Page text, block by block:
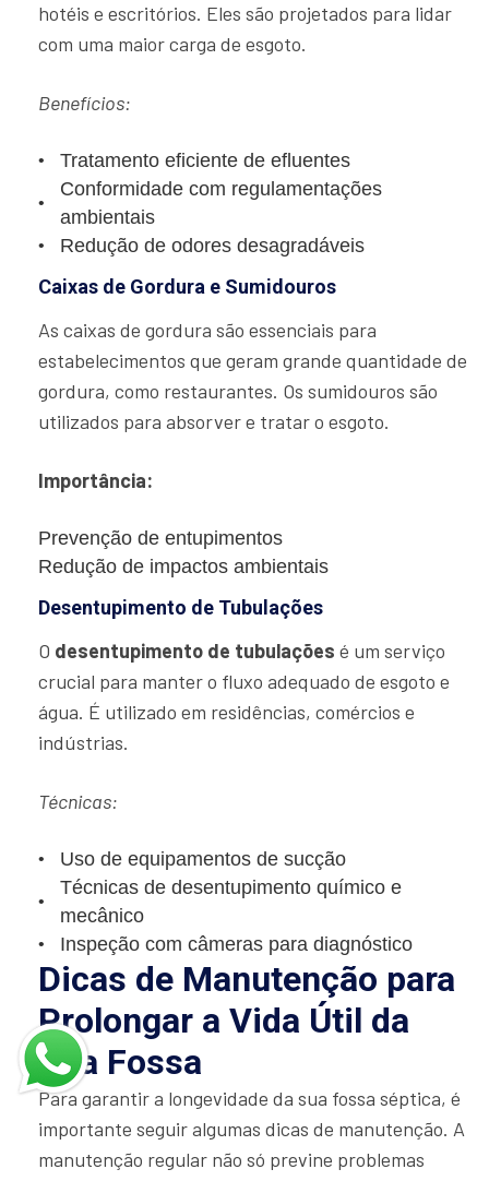
hotéis e escritórios. Eles são projetados para lidar
com uma maior carga de esgoto.
Benefícios:
Tratamento eficiente de efluentes
Conformidade com regulamentações
ambientais
Redução de odores desagradáveis
Caixas de Gordura e Sumidouros
As caixas de gordura são essenciais para
estabelecimentos que geram grande quantidade de
gordura, como restaurantes. Os sumidouros são
utilizados para absorver e tratar o esgoto.
Importância:
Prevenção de entupimentos
Redução de impactos ambientais
Desentupimento de Tubulações
O desentupimento de tubulações é um serviço
crucial para manter o fluxo adequado de esgoto e
água. É utilizado em residências, comércios e
indústrias.
Técnicas:
Uso de equipamentos de sucção
Técnicas de desentupimento químico e
mecânico
Inspeção com câmeras para diagnóstico
Dicas de Manutenção para
Prolongar a Vida Útil da
Sua Fossa
Para garantir a longevidade da sua fossa séptica, é
importante seguir algumas dicas de manutenção. A
manutenção regular não só previne problemas